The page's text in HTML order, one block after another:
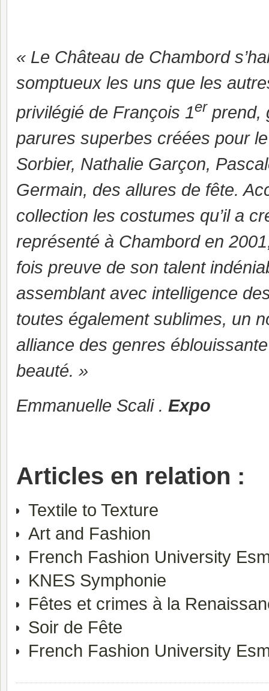
« Le Château de Chambord
somptueux les uns que les
privilégié de François 1er prend,
parures superbes créées pour
Sorbier, Nathalie Garçon,
Germain, des allures de fête.
collection les costumes qu’il a
représenté à Chambord en
fois preuve de son talent
assemblant avec intelligence
toutes également sublimes, un
alliance des genres
beauté. »
Emmanuelle Scali . Expo
Articles en relation :
Textile to Texture
Art and Fashion
French Fashion University
KNES Symphonie
Fêtes et crimes à la
Soir de Fête
French Fashion University